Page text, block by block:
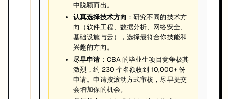
中脱颖而出。
认真选择技术方向 ：研究不同的技术方
向（软件工程、数据分析、网络安全、
基础设施与云），选择最符合你技能和
兴趣的方向。
尽早申请 ：CBA 的毕业生项目竞争极其
激烈，约 230 个名额收到 10,000+ 份
申请。申请按滚动方式审核，尽早提交
会增加你的机会。